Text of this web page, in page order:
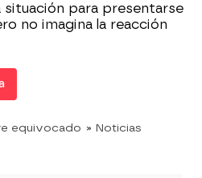
para presentarse
no imagina la reacción
equivocado » Noticias